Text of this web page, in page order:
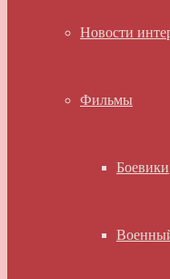
Новости
Фильмы
Боевики